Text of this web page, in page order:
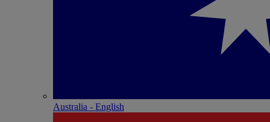
Australia - English